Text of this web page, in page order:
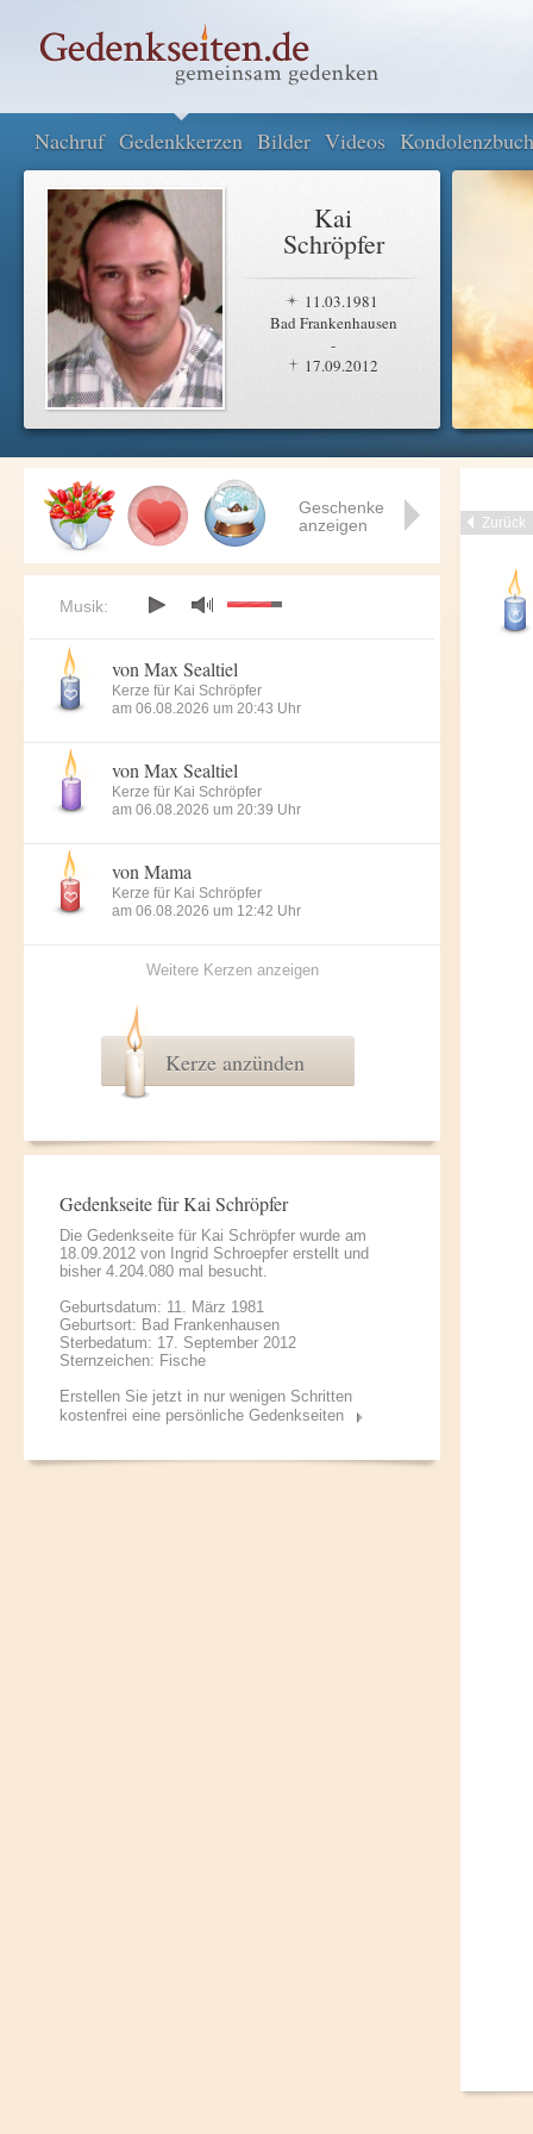
Nachruf Gedenkkerzen Bilder Videos Kondolenzbuch
Kai
Schröpfer
11.03.1981
Bad Frankenhausen
-
17.09.2012
Zurück
Geschenke
anzeigen
Musik:
von Max Sealtiel
Kerze für Kai Schröpfer
am 06.08.2026 um 20:43 Uhr
von Max Sealtiel
Kerze für Kai Schröpfer
am 06.08.2026 um 20:39 Uhr
von Mama
Kerze für Kai Schröpfer
am 06.08.2026 um 12:42 Uhr
Weitere Kerzen anzeigen
Kerze anzünden
Gedenkseite für Kai Schröpfer
Die Gedenkseite für Kai Schröpfer wurde am
18.09.2012 von Ingrid Schroepfer erstellt und
bisher 4.204.080 mal besucht.
Geburtsdatum: 11. März 1981
Geburtsort: Bad Frankenhausen
Sterbedatum: 17. September 2012
Sternzeichen: Fische
Erstellen Sie jetzt in nur wenigen Schritten
kostenfrei eine persönliche Gedenkseiten